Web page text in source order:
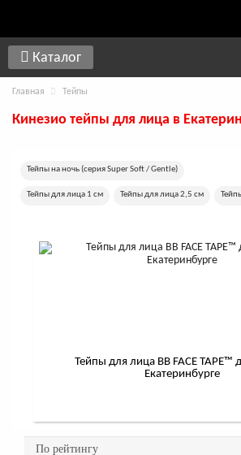
Каталог
Главная Тейпы
Кинезио тейпы для лица в
Тейпы на ночь (серия Super Soft / Gentle)
Тейпы для лица 1 см Тейпы для лица 2,5 см
Перфорированные тейпы для лица Тейпы для лица
Тейпы для лица BB FACE TAPE™
Екатеринбурге